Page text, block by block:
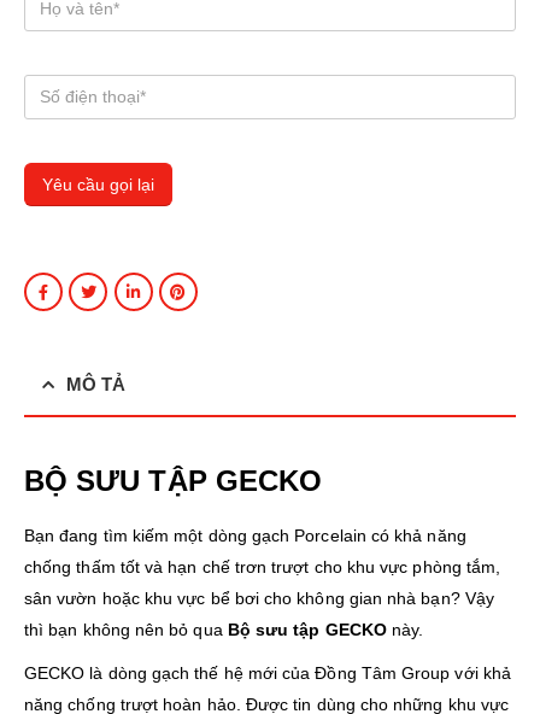
MÔ TẢ
BỘ SƯU TẬP GECKO
Bạn đang tìm kiếm một dòng gạch Porcelain có khả năng
chống thấm tốt và hạn chế trơn trượt cho khu vực phòng tắm,
sân vườn hoặc khu vực bể bơi cho không gian nhà bạn? Vậy
thì bạn không nên bỏ qua Bộ sưu tập GECKOnày.
GECKO là dòng gạch thế hệ mới của Đồng Tâm Group với khả
năng chống trượt hoàn hảo. Được tin dùng cho những khu vực